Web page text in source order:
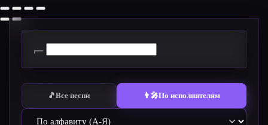
Перейти
к
🎵Все песни 👨‍🎤По исполнителям